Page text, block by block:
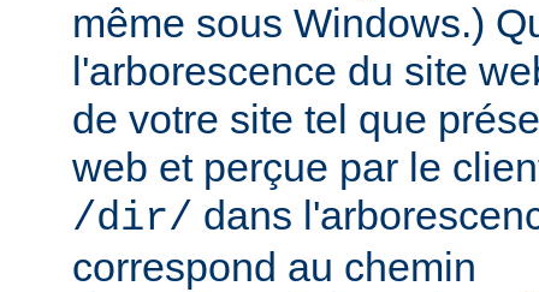
même sous Windows.)
l'arborescence du site
de votre site tel que
web et perçue par le
/dir/ dans
correspond au chemin